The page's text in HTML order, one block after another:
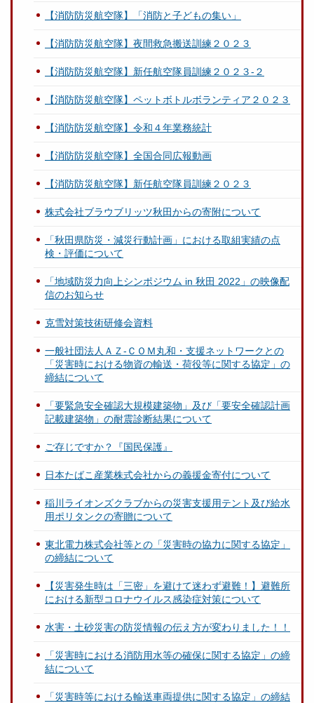
【消防防災航空隊】「消防と子どもの集い」
【消防防災航空隊】夜間救急搬送訓練２０２３
【消防防災航空隊】新任航空隊員訓練２０２３-２
【消防防災航空隊】ペットボトルボランティア２０２３
【消防防災航空隊】令和４年業務統計
【消防防災航空隊】全国合同広報動画
【消防防災航空隊】新任航空隊員訓練２０２３
株式会社ブラウブリッツ秋田からの寄附について
「秋田県防災・減災行動計画」における取組実績の点
検・評価について
「地域防災力向上シンポジウム in 秋田 2022」の映像配
信のお知らせ
克雪対策技術研修会資料
一般社団法人ＡＺ-ＣＯＭ丸和・支援ネットワークとの
「災害時における物資の輸送・荷役等に関する協定」の
締結について
「要緊急安全確認大規模建築物」及び「要安全確認計画
記載建築物」の耐震診断結果について
ご存じですか？『国民保護』
日本たばこ産業株式会社からの義援金寄付について
稲川ライオンズクラブからの災害支援用テント及び給水
用ポリタンクの寄贈について
東北電力株式会社等との「災害時の協力に関する協定」
の締結について
【災害発生時は「三密」を避けて迷わず避難！】避難所
における新型コロナウイルス感染症対策について
水害・土砂災害の防災情報の伝え方が変わりました！！
「災害時における消防用水等の確保に関する協定」の締
結について
「災害時等における輸送車両提供に関する協定」の締結